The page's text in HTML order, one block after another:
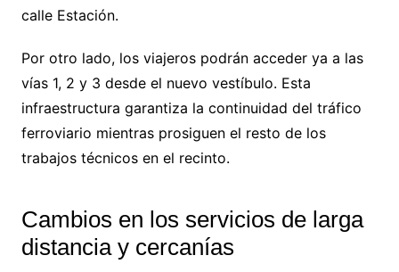
calle Estación.
Por otro lado, los viajeros podrán acceder ya a las
vías 1, 2 y 3 desde el nuevo vestíbulo. Esta
infraestructura garantiza la continuidad del tráfico
ferroviario mientras prosiguen el resto de los
trabajos técnicos en el recinto.
Cambios en los servicios de larga
distancia y cercanías